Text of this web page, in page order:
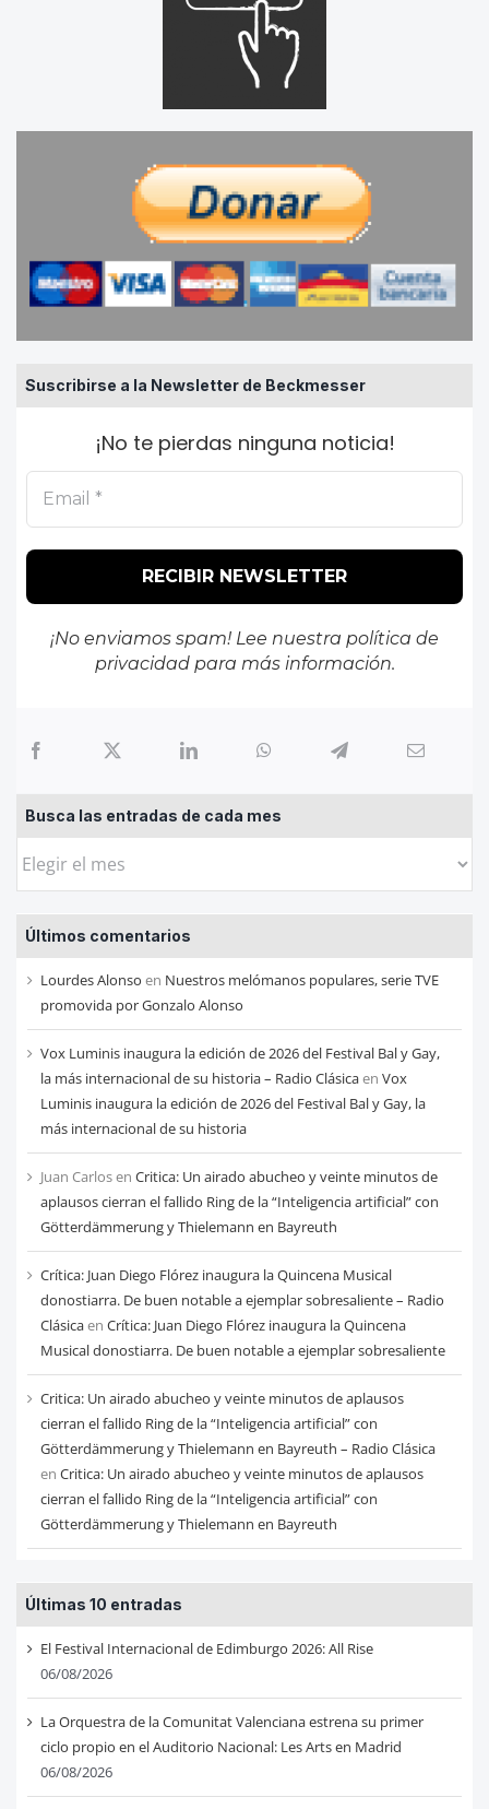
Suscribirse a la Newsletter de Beckmesser
¡No te pierdas ninguna noticia!
¡No enviamos spam! Lee nuestra política de
privacidadpara más información.
Busca las entradas de cada mes
Busca
entradas
de
cada
mes
Últimos comentarios
Lourdes Alonso en Nuestros melómanos populares, serie TVE
promovida por Gonzalo Alonso
Vox Luminis inaugura la edición de 2026 del Festival Bal y Gay,
la más internacional de su historia – Radio Clásicaen Vox
Luminis inaugura la edición de 2026 del Festival Bal y Gay, la
más internacional de su historia
Juan Carlosen Critica: Un airado abucheo y veinte minutos de
aplausos cierran el fallido Ring de la “Inteligencia artificial” con
Götterdämmerung y Thielemann en Bayreuth
Crítica: Juan Diego Flórez inaugura la Quincena Musical
donostiarra. De buen notable a ejemplar sobresaliente – Radio
Clásicaen Crítica: Juan Diego Flórez inaugura la Quincena
Musical donostiarra. De buen notable a ejemplar sobresaliente
Critica: Un airado abucheo y veinte minutos de aplausos
cierran el fallido Ring de la “Inteligencia artificial” con
Götterdämmerung y Thielemann en Bayreuth – Radio Clásica
en Critica: Un airado abucheo y veinte minutos de aplausos
cierran el fallido Ring de la “Inteligencia artificial” con
Götterdämmerung y Thielemann en Bayreuth
Últimas 10 entradas
El Festival Internacional de Edimburgo 2026: All Rise
06/08/2026
La Orquestra de la Comunitat Valenciana estrena su primer
ciclo propio en el Auditorio Nacional: Les Arts en Madrid
06/08/2026